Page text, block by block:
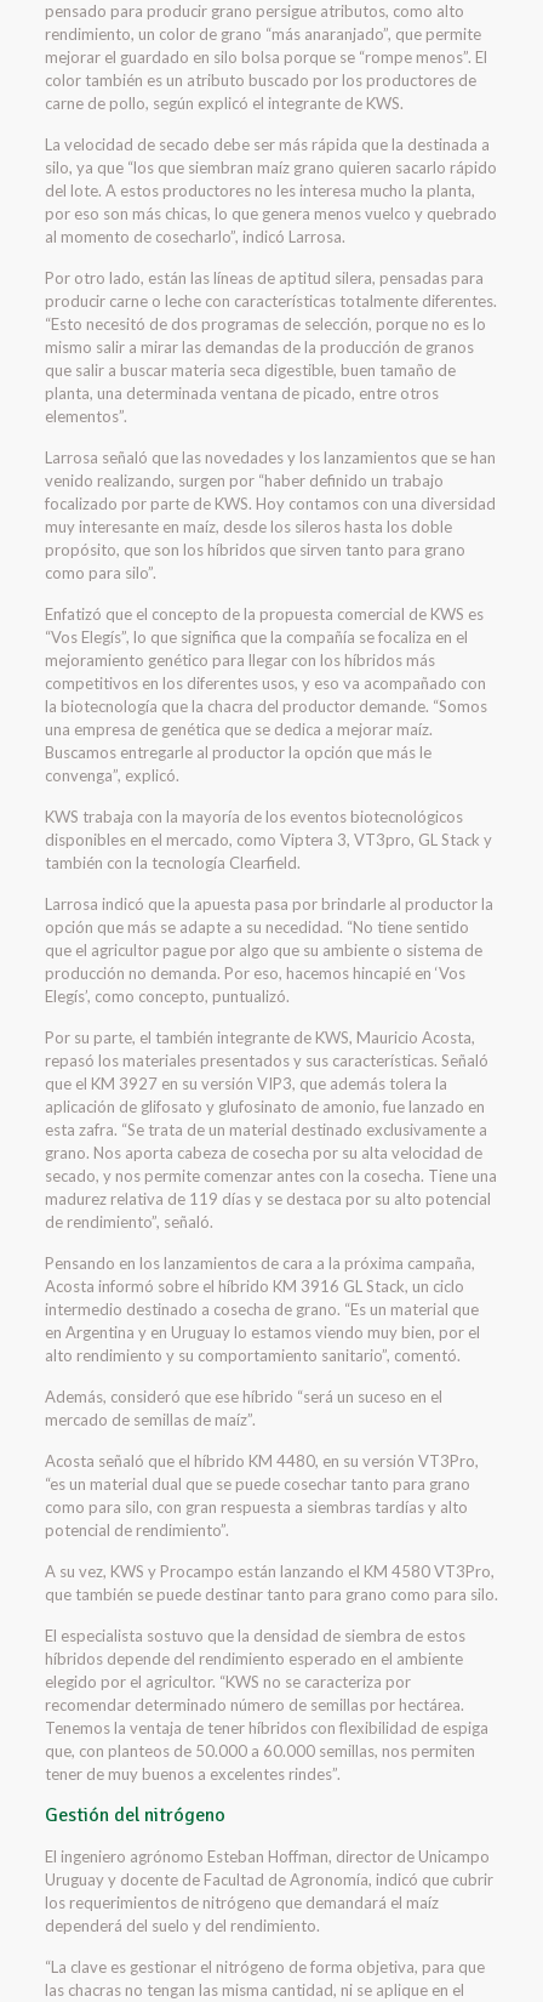
pensado para producir grano persigue atributos, como alto
rendimiento, un color de grano “más anaranjado”, que permite
mejorar el guardado en silo bolsa porque se “rompe menos”. El
color también es un atributo buscado por los productores de
carne de pollo, según explicó el integrante de KWS.
La velocidad de secado debe ser más rápida que la destinada a
silo, ya que “los que siembran maíz grano quieren sacarlo rápido
del lote. A estos productores no les interesa mucho la planta,
por eso son más chicas, lo que genera menos vuelco y quebrado
al momento de cosecharlo”, indicó Larrosa.
Por otro lado, están las líneas de aptitud silera, pensadas para
producir carne o leche con características totalmente diferentes.
“Esto necesitó de dos programas de selección, porque no es lo
mismo salir a mirar las demandas de la producción de granos
que salir a buscar materia seca digestible, buen tamaño de
planta, una determinada ventana de picado, entre otros
elementos”.
Larrosa señaló que las novedades y los lanzamientos que se han
venido realizando, surgen por “haber definido un trabajo
focalizado por parte de KWS. Hoy contamos con una diversidad
muy interesante en maíz, desde los sileros hasta los doble
propósito, que son los híbridos que sirven tanto para grano
como para silo”.
Enfatizó que el concepto de la propuesta comercial de KWS es
“Vos Elegís”, lo que significa que la compañía se focaliza en el
mejoramiento genético para llegar con los híbridos más
competitivos en los diferentes usos, y eso va acompañado con
la biotecnología que la chacra del productor demande. “Somos
una empresa de genética que se dedica a mejorar maíz.
Buscamos entregarle al productor la opción que más le
convenga”, explicó.
KWS trabaja con la mayoría de los eventos biotecnológicos
disponibles en el mercado, como Viptera 3, VT3pro, GL Stack y
también con la tecnología Clearfield.
Larrosa indicó que la apuesta pasa por brindarle al productor la
opción que más se adapte a su necedidad. “No tiene sentido
que el agricultor pague por algo que su ambiente o sistema de
producción no demanda. Por eso, hacemos hincapié en ‘Vos
Elegís’, como concepto, puntualizó.
Por su parte, el también integrante de KWS, Mauricio Acosta,
repasó los materiales presentados y sus características. Señaló
que el KM 3927 en su versión VIP3, que además tolera la
aplicación de glifosato y glufosinato de amonio, fue lanzado en
esta zafra. “Se trata de un material destinado exclusivamente a
grano. Nos aporta cabeza de cosecha por su alta velocidad de
secado, y nos permite comenzar antes con la cosecha. Tiene una
madurez relativa de 119 días y se destaca por su alto potencial
de rendimiento”, señaló.
Pensando en los lanzamientos de cara a la próxima campaña,
Acosta informó sobre el híbrido KM 3916 GL Stack, un ciclo
intermedio destinado a cosecha de grano. “Es un material que
en Argentina y en Uruguay lo estamos viendo muy bien, por el
alto rendimiento y su comportamiento sanitario”, comentó.
Además, consideró que ese híbrido “será un suceso en el
mercado de semillas de maíz”.
Acosta señaló que el híbrido KM 4480, en su versión VT3Pro,
“es un material dual que se puede cosechar tanto para grano
como para silo, con gran respuesta a siembras tardías y alto
potencial de rendimiento”.
A su vez, KWS y Procampo están lanzando el KM 4580 VT3Pro,
que también se puede destinar tanto para grano como para silo.
El especialista sostuvo que la densidad de siembra de estos
híbridos depende del rendimiento esperado en el ambiente
elegido por el agricultor. “KWS no se caracteriza por
recomendar determinado número de semillas por hectárea.
Tenemos la ventaja de tener híbridos con flexibilidad de espiga
que, con planteos de 50.000 a 60.000 semillas, nos permiten
tener de muy buenos a excelentes rindes”.
Gestión del nitrógeno
El ingeniero agrónomo Esteban Hoffman, director de Unicampo
Uruguay y docente de Facultad de Agronomía, indicó que cubrir
los requerimientos de nitrógeno que demandará el maíz
dependerá del suelo y del rendimiento.
“La clave es gestionar el nitrógeno de forma objetiva, para que
las chacras no tengan las misma cantidad, ni se aplique en el